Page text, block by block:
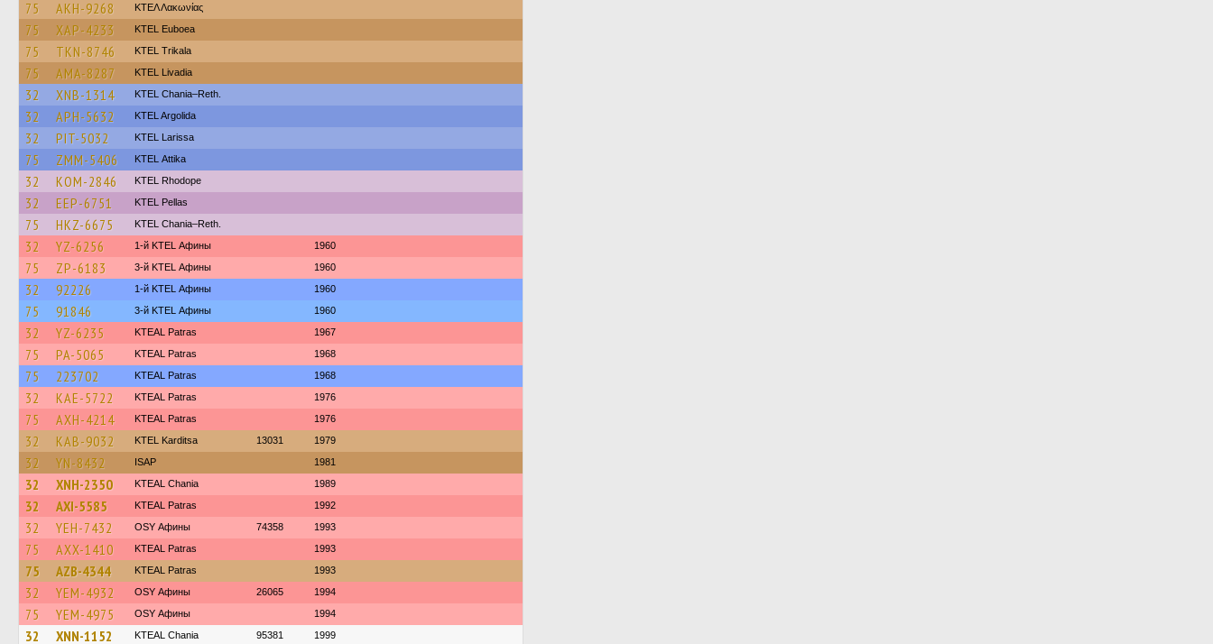
75 AKH-9268 ΚΤΕΛ Λακωνίας
75 XAP-4233 ΚΤΕL Euboea
75 TKN-8746 ΚΤΕL Τrikala
75 AMA-8287 KTEL Livadia
32 XNB-1314 KTEL Chania–Reth.
32 APH-5632 KTEL Argolida
32 PIT-5032 KTEL Larissa
75 ZMM-5406 KΤΕL Αttika
32 KOM-2846 KTEL Rhodope
32 EEP-6751 KTEL Pellas
75 HKZ-6675 KTEL Chania–Reth.
32 YZ-6256 1-й KTEL Афины 1960
75 ZP-6183 3-й KTEL Афины 1960
32 92226 1-й KTEL Афины 1960
75 91846 3-й KTEL Афины 1960
32 YZ-6235 KTEAL Patras 1967
75 PA-5065 KTEAL Patras 1968
75 223702 KTEAL Patras 1968
32 KAE-5722 KTEAL Patras 1976
75 AXH-4214 KTEAL Patras 1976
32 KAB-9032 ΚΤΕL Karditsa 13031 1979
32 YN-8432 ISAP 1981
32 XNH-2350 KTEAL Chania 1989
32 AXI-5585 KTEAL Patras 1992
32 YEH-7432 OSY Афины 74358 1993
75 AXX-1410 KTEAL Patras 1993
75 AZB-4344 KTEAL Patras 1993
32 YEM-4932 OSY Афины 26065 1994
75 YEM-4975 OSY Афины 1994
32 XNN-1152 KTEAL Chania 95381 1999